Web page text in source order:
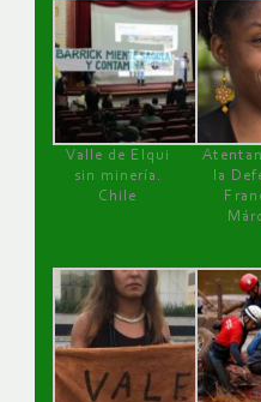
Valle de Elqui
sin minería.
Chile
la